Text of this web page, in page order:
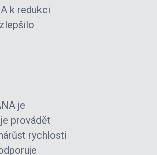
k redukci
je
provádět
rychlosti